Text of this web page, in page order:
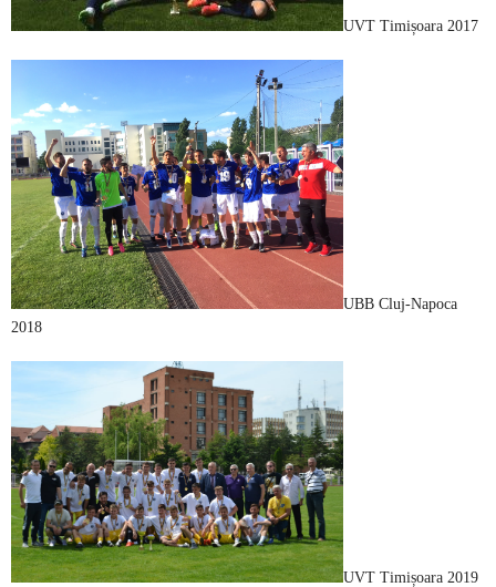
UVT Timișoara 2017
UBB Cluj-Napoca
2018
UVT Timișoara 2019